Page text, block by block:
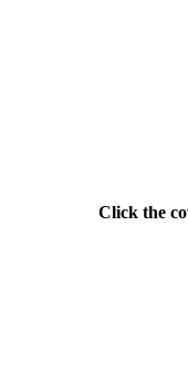
Click the